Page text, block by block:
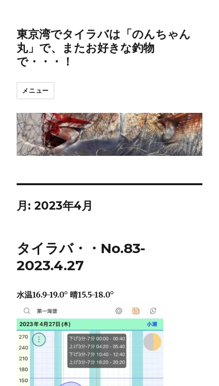
東京湾でタイラバは「のんちゃん
丸」で、またお好きな釣物
で・・・！
メニュー
月:2023年4月
タイラバ・・No.83-
2023.4.27
水温16.9-19.0° 晴15.5-18.0°